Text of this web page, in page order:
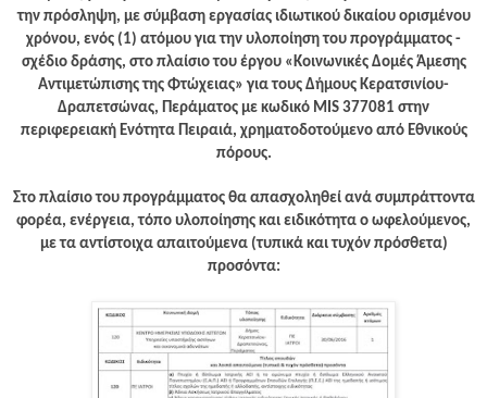
την πρόσληψη, με σύμβαση εργασίας ιδιωτικού δικαίου ορισμένου
χρόνου, ενός (1) ατόμου για την υλοποίηση του προγράμματος -
σχέδιο δράσης, στο πλαίσιο του έργου «Κοινωνικές Δομές Άμεσης
Αντιμετώπισης της Φτώχειας» για τους Δήμους Κερατσινίου-
Δραπετσώνας, Περάματος με κωδικό MIS 377081 στην
περιφερειακή Ενότητα Πειραιά, χρηματοδοτούμενο από Εθνικούς
πόρους.
Στο πλαίσιο του προγράμματος θα απασχοληθεί ανά συμπράττοντα
φορέα, ενέργεια, τόπο υλοποίησης και ειδικότητα ο ωφελούμενος,
με τα αντίστοιχα απαιτούμενα (τυπικά και τυχόν πρόσθετα)
προσόντα: